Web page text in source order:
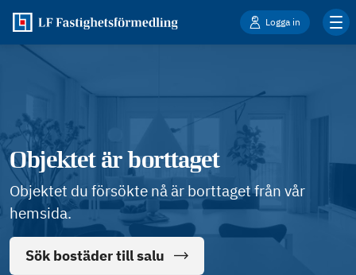
Logga in
Objektet är borttaget
Objektet du försökte nå är borttaget från vår
hemsida.
Sök bostäder till salu